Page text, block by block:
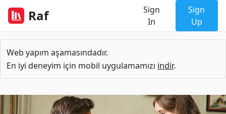
Raf
Sign
In
Sign
Up
Web yapım aşamasındadır.
En iyi deneyim için mobil uygulamamızı indir.